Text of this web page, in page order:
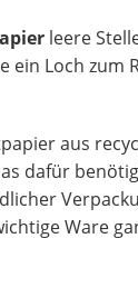
leere
Loch zum
aus
dafür
Ware